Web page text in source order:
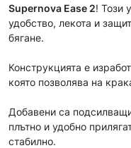
Supernova Ease 2! Този
удобство, лекота и
бягане.
Конструкцията е
която позволява на
Добавени са
плътно и удобно
стабилно.